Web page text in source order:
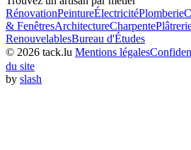
RénovationPeintureÉlectricitéPlomberie
& FenêtresArchitectureCharpente
RenouvelablesBureau d'Études
© 2026 tack.lu Mentions légales
du site
by slash